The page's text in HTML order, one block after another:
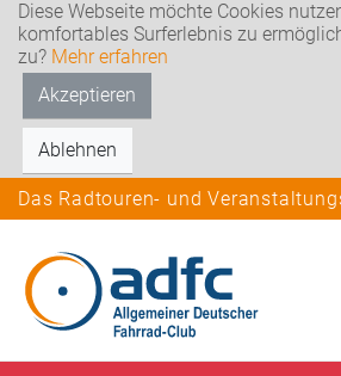
Diese Webseite möchte Cookies
komfortables Surferlebnis zu
zu? Mehr erfahren
Akzeptieren
Ablehnen
Das Radtouren- und